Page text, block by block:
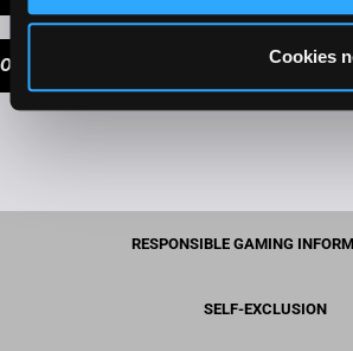
Cookies
OUR CHOICE
RESPONSIBLE GAMING
SELF-EXCLUSION